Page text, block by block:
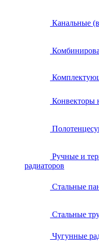
Канальные
Конвекторы
Ручные и
радиаторов
Стальные
Стальные
Чугунные